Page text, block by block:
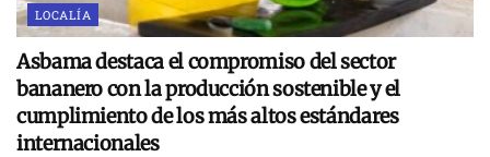
LOCALÍA
Asbama destaca el compromiso del sector
bananero con la producción sostenible y el
cumplimiento de los más altos estándares
internacionales